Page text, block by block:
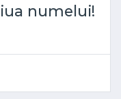
numelui!